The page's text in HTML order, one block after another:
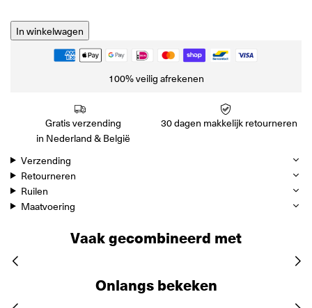
In winkelwagen
100% veilig afrekenen
Gratis verzending
in Nederland & België
30 dagen makkelijk retourneren
Verzending
Retourneren
Ruilen
Maatvoering
Vaak gecombineerd met
Onlangs bekeken